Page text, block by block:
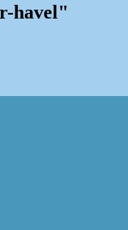
havel"